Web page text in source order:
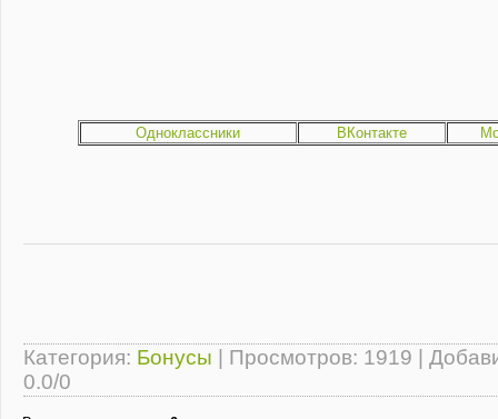
Одноклассники ВКонтакте
Категория: Бонусы Просмотров: 1919 |
0.0/0